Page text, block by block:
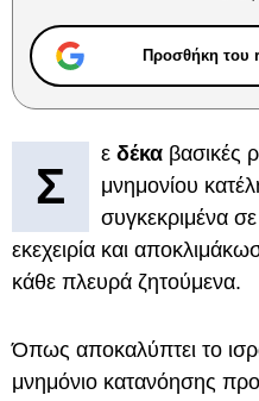
Προσθήκη του
Σ
ε δέκα βασικές
μνημονίου
συγκεκριμένα
εκεχειρία και
κάθε πλευρά ζητούμενα.
Όπως αποκαλύπτει το
μνημόνιο κατανόησης